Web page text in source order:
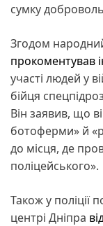
сумку
Згодом
прокоментував
участі людей у
бійця
Він заявив, що
ботоферми» й
до місця, де
поліцейського».
Також у поліції
центрі Дніпра